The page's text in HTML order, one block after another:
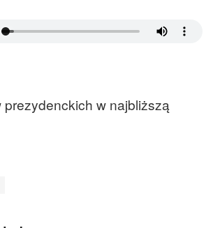
prezydenckich w najbliższą